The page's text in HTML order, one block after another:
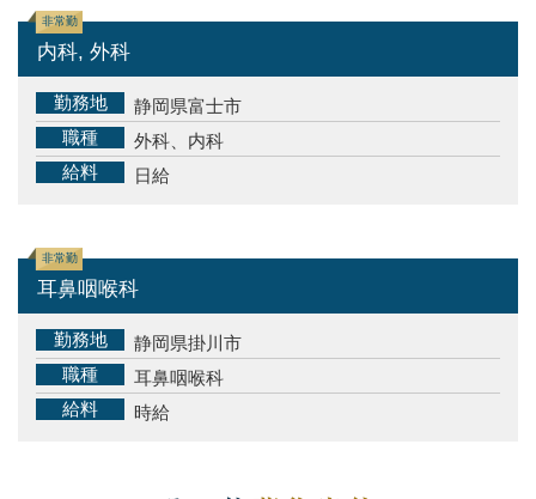
非常勤
内科, 外科
勤務地
静岡県富士市
職種
外科、内科
給料
日給
非常勤
耳鼻咽喉科
勤務地
静岡県掛川市
職種
耳鼻咽喉科
給料
時給